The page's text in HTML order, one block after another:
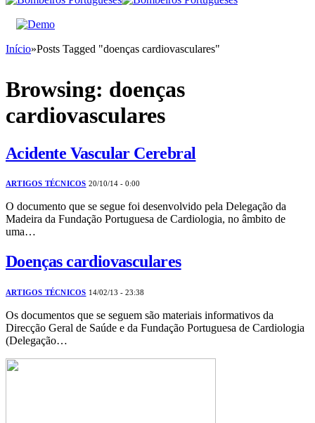
Início»Posts Tagged "doenças cardiovasculares"
Browsing: doenças
cardiovasculares
Acidente Vascular Cerebral
ARTIGOS TÉCNICOS 20/10/14 - 0:00
O documento que se segue foi desenvolvido pela Delegação da
Madeira da Fundação Portuguesa de Cardiologia, no âmbito de
uma…
Doenças cardiovasculares
ARTIGOS TÉCNICOS 14/02/13 - 23:38
Os documentos que se seguem são materiais informativos da
Direcção Geral de Saúde e da Fundação Portuguesa de Cardiologia
(Delegação…